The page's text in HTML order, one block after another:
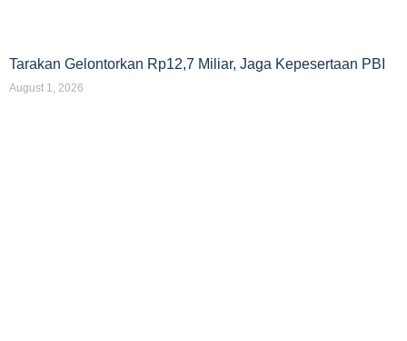
Tarakan Gelontorkan Rp12,7 Miliar, Jaga Kepesertaan PBI
August 1, 2026